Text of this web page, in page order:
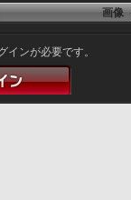
画像
インが必要です。